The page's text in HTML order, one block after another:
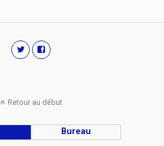
Retour au début
Bureau